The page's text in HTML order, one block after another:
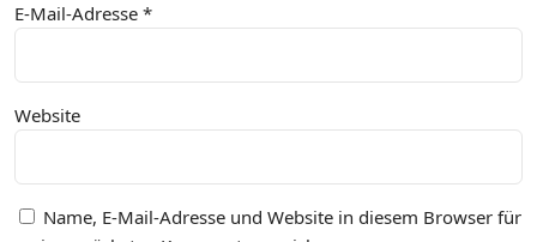
E-Mail-Adresse *
Website
Name, E-Mail-Adresse und Website in diesem Browser für